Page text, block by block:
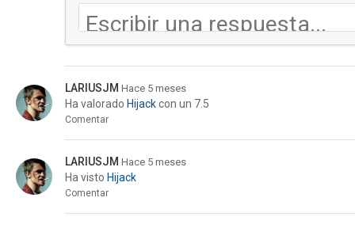
LARIUSJM Hace 5 meses
Ha valorado Hijackcon un 7.5
Comentar
LARIUSJM Hace 5 meses
Ha visto Hijack
Comentar